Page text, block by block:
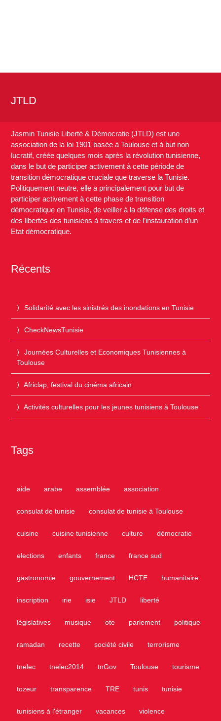
JTLD
Jasmin Tunisie Liberté & Démocratie (JTLD) est une
association de la loi 1901 basée à Toulouse et à but non
lucratif, créée quelques mois après la révolution tunisienne,
dans le but de participer activement à cette période de
transition démocratique cruciale que traverse la Tunisie.
Politiquement neutre, elle a principalement pour but de
participer activement à cette phase de transition
démocratique en Tunisie, de veiller à la défense des droits et
des libertés des tunisiens à travers et de l’instauration d’un
Etat démocratique.
Récents
Solidarité avec les sinistrés des inondations en Tunisie
CheckNewsTunisie
Journées Culturelles et Economiques Tunisiennes à
Toulouse
Africlap, festival du cinéma africain
Activités culturelles pour les jeunes tunisiens à Toulouse
Tags
aide arabe assemblée association
consulat de tunisie consulat de tunisie à Toulouse
cuisine cuisine tunisienne culture démocratie
elections enfants france france sud
gastronomie gouvernement HCTE humanitaire
inscription irie isie JTLD liberté
législatives musique ote parlement politique
ramadan recette société civile terrorisme
tnelec tnelec2014 tnGov Toulouse tourisme
tozeur transparence TRE tunis tunisie
tunisiens à l'étranger vacances violence